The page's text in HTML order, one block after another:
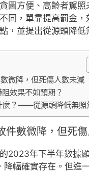
方便、高齡者駕照
同，單靠提高罰金
，並提出從源頭降
微降，但死傷人數未減
效果不如預期？
麼？——從源頭降低無照
件數微降，但死
2023年下半年數據
降幅確實存在。但進